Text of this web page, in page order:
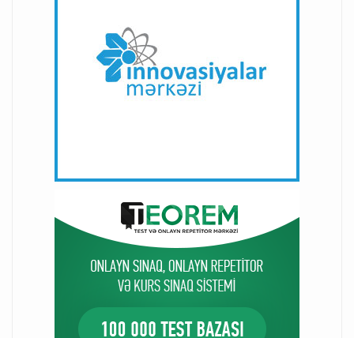
"AMEA"da süni intellekt məsələlərinə böyük diqqət ayrılır